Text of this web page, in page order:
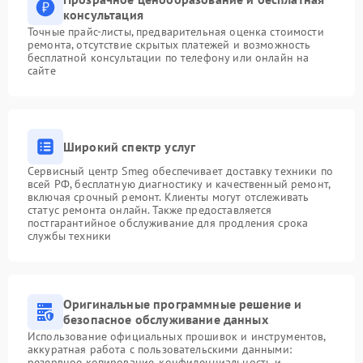
консультация
Точные прайс-листы, предварительная оценка стоимости
ремонта, отсутствие скрытых платежей и возможность
бесплатной консультации по телефону или онлайн на
сайте
Широкий спектр услуг
Сервисный центр Smeg обеспечивает доставку техники по
всей РФ, бесплатную диагностику и качественный ремонт,
включая срочный ремонт. Клиенты могут отслеживать
статус ремонта онлайн. Также предоставляется
постгарантийное обслуживание для продления срока
службы техники
Оригинальные программные решение и
безопасное обслуживание данных
Использование официальных прошивок и инструментов,
аккуратная работа с пользовательскими данными: